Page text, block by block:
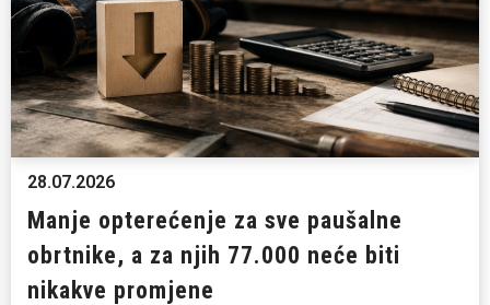
28.07.2026
Manje opterećenje za sve paušalne
obrtnike, a za njih 77.000 neće biti
nikakve promjene